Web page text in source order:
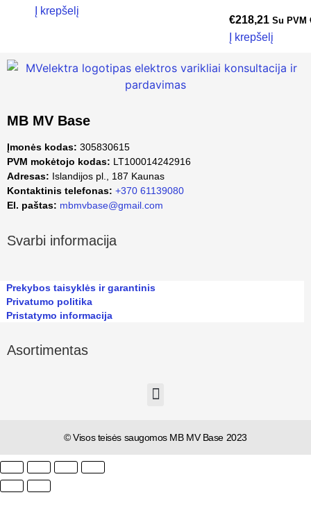
Į krepšelį
€218,21 Su PVM
Į krepšelį
MB MV Base
Įmonės kodas: 305830615
PVM mokėtojo kodas: LT100014242916
Adresas: Islandijos pl., 187 Kaunas
Kontaktinis telefonas: +370 61139080
El. paštas: mbmvbase@gmail.com
Svarbi informacija
Prekybos taisyklės ir garantinis
Privatumo politika
Pristatymo informacija
Asortimentas
© Visos teisės saugomos MB MV Base 2023